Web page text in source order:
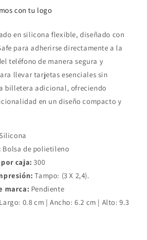
con tu logo
en silicona flexible, diseñado con
para adherirse directamente a la
teléfono de manera segura y
llevar tarjetas esenciales sin
billetera adicional, ofreciendo
en un diseño compacto y
Silicona
Bolsa de polietileno
caja: 300
Tampo: (3 X 2,4).
marca: Pendiente
Largo: 0.8 cm | Ancho: 6.2 cm | Alto: 9.3